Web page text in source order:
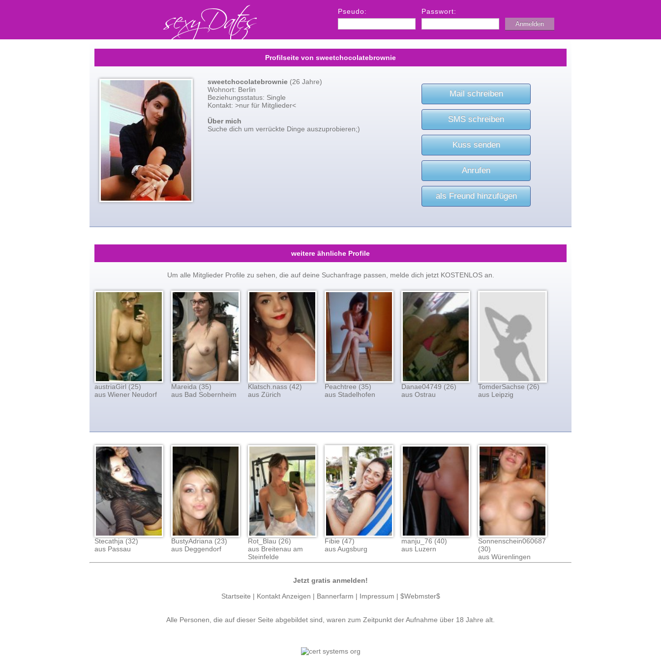
Pseudo: Passwort:
Profilseite von sweetchocolatebrownie
sweetchocolatebrownie (26 Jahre)
Wohnort: Berlin
Beziehungsstatus: Single
Kontakt: >nur für Mitglieder<
Über mich
Suche dich um verrückte Dinge auszuprobieren;)
Mail schreiben
SMS schreiben
Kuss senden
Anrufen
als Freund hinzufügen
weitere ähnliche Profile
Um alle Mitglieder Profile zu sehen, die auf deine Suchanfrage passen, melde dich jetzt KOSTENLOS an.
austriaGirl (25)
aus Wiener Neudorf
Mareida (35)
aus Bad Sobernheim
Klatsch.nass (42)
aus Zürich
Peachtree (35)
aus Stadelhofen
Danae04749 (26)
aus Ostrau
TomderSachse (26)
aus Leipzig
Stecathja (32)
aus Passau
BustyAdriana (23)
aus Deggendorf
Rot_Blau (26)
aus Breitenau am
Steinfelde
Fibie (47)
aus Augsburg
manju_76 (40)
aus Luzern
Sonnenschein060687
(30)
aus Würenlingen
Jetzt gratis anmelden!
Startseite | Kontakt Anzeigen | Bannerfarm | Impressum | $Webmster$
Alle Personen, die auf dieser Seite abgebildet sind, waren zum Zeitpunkt der Aufnahme über 18 Jahre alt.